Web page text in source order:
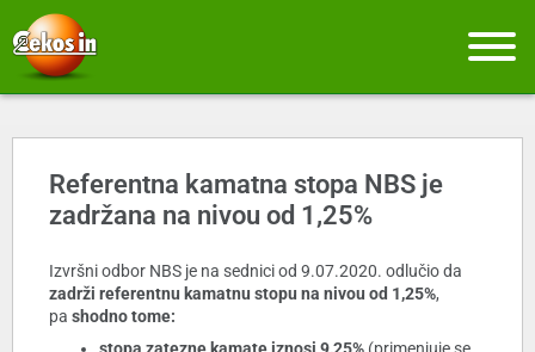
Referentna kamatna stopa NBS je
zadržana na nivou od 1,25%
Izvršni odbor NBS je na sednici od 9.07.2020. odlučio da
zadrži referentnu kamatnu stopu na nivou od 1,25%,
pa shodno tome: